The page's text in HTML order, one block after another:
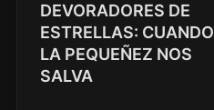
DEVORADORES DE
ESTRELLAS: CUANDO
LA PEQUEÑEZ NOS
SALVA